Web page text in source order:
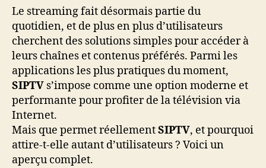
Le streaming fait désormais partie du
quotidien, et de plus en plus d’utilisateurs
cherchent des solutions simples pour accéder à
leurs chaînes et contenus préférés. Parmi les
applications les plus pratiques du moment,
SIPTV s’impose comme une option moderne et
performante pour profiter de la télévision via
Internet.
Mais que permet réellementSIPTV, et pourquoi
attire-t-elle autant d’utilisateurs ? Voici un
aperçu complet.